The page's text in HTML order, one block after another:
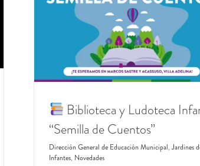
Biblioteca y Ludoteca
“Semilla de Cuentos”
Dirección General de Educación Municipal, Jardines
Infantes, Novedades